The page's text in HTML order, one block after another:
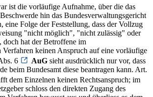
ist die vorläufige Aufnahme, über die das
hin das Bundesverwaltungsgericht
eine Folge der Feststellung, dass der Vollzug
"nicht möglich", "nicht zulässig" oder
hat der Betroffene im
Verfahren keinen Anspruch auf eine vorläufige
6
AuG sieht ausdrücklich nur vor, dass
beim Bundesamt diese beantragen kann. Art.
dem Einzelnen keinen Rechtsanspruch; im
schloss den direkten Zugang des